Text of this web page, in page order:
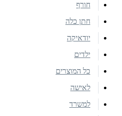
חורף
חתן כלה
יודאיקה
ילדים
כל המוצרים
לאישה
למשרד